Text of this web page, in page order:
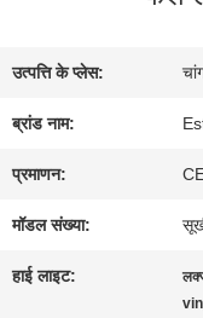
फैक्टरी
यात्रा
गुणवत्ता
उत्पत्ति के प्लेस:
ब्रांड नाम:
प्रमाणन:
मॉडल संख्या:
हाई लाइट: